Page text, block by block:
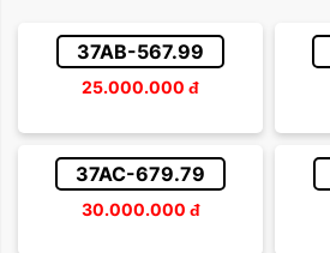
37AB-567.99
25.000.000 đ
37AC-679.79
30.000.000 đ